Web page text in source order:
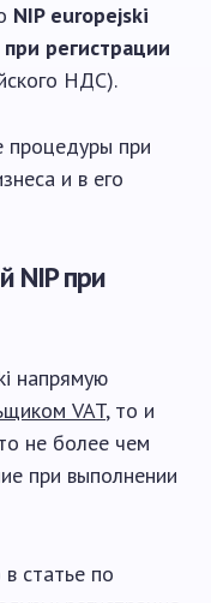
NIP europejski
регистрации
НДС).
при
и в его
NIP при
напрямую
VAT, то и
не более чем
при выполнении
статье по